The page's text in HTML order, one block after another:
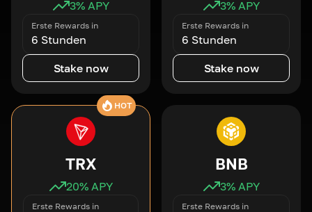
3% APY
Erste Rewards in
6 Stunden
Stake now
3% APY
Erste Rewards in
6 Stunden
Stake now
HOT
TRX
20% APY
Erste Rewards in
BNB
3% APY
Erste Rewards in